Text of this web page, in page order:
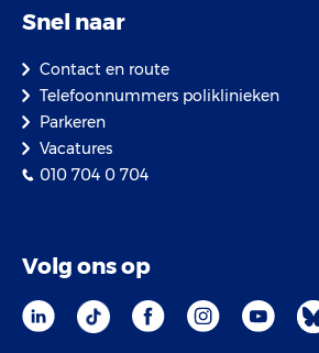
Snel naar
Contact en route
Telefoonnummers poliklinieken
Parkeren
Vacatures
010 704 0 704
Volg ons op